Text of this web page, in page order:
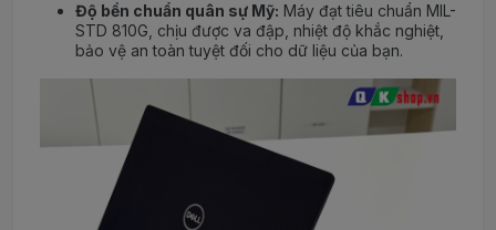
Độ bền chuẩn quân sự Mỹ: Máy đạt tiêu chuẩn MIL-
STD 810G, chịu được va đập, nhiệt độ khắc nghiệt,
bảo vệ an toàn tuyệt đối cho dữ liệu của bạn.